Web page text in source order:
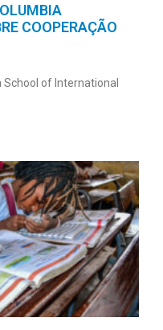
COOPERAÇÃO
of International